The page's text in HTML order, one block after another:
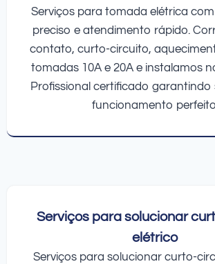
Serviços para tomada elétrica
preciso e atendimento rápido.
contato, curto-circuito,
tomadas 10A e 20A e instalamos
Profissional certificado garantindo
funcionamento
Serviços para solucionar
elétrico
Serviços para solucionar curto-